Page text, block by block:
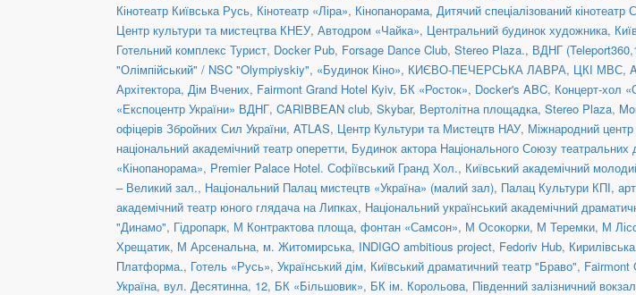
Кінотеатр Київська Русь, Кінотеатр «Ліра», Кінопанорама, Дитячий спеціалізований кінотеатр
Центр культури та мистецтва КНЕУ, Автодром «Чайка», Центральний будинок художника,
Готельний комплекс Турист, Docker Pub, Forsage Dance Club, Stereo Plaza., ВДНГ
"Олімпійський" / NSC "Olympiyskiy", «Будинок Кіно», КИЄВО-ПЕЧЕРСЬКА ЛАВРА, ЦКІ МВС,
Архітектора, Дім Вчених, Fairmont Grand Hotel Kyiv, БК «Росток», Docker's ABC, Концерт-хол
«Експоцентр України» ВДНГ, CARIBBEAN club, Skybar, Вертолітна площадка, Stereo Plaza,
офіцерів Збройних Сил України, ATLAS, Центр Культури та Мистецтв НАУ, Міжнародний
національний академічний театр оперетти, Будинок актора Національного Союзу театральних
«Кінопанорама», Premier Palace Hotel. Софіївський Гранд Хол., Київський академічний
– Великий зал., Національний Палац мистецтв «Україна» (малий зал), Палац Культури КПІ,
академічний театр юного глядача на Липках, Національний український академічний
"Динамо", Гідропарк, М Контрактова площа, фонтан «Самсон», М Осокорки, М Теремки, М
Хрещатик, М Арсенальна, м. Житомирська, INDIGO ambitious project, Fedoriv Hub,
Платформа., Готель «Русь», Український дім, Київський драматичний театр "Браво", Fairmont
Україна, вул. Десятинна, 12, БК «Більшовик», БК ім. Корольова, Південний залізничний вокзал